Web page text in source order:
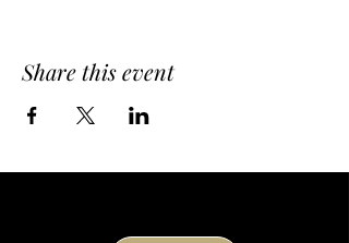
Share this event